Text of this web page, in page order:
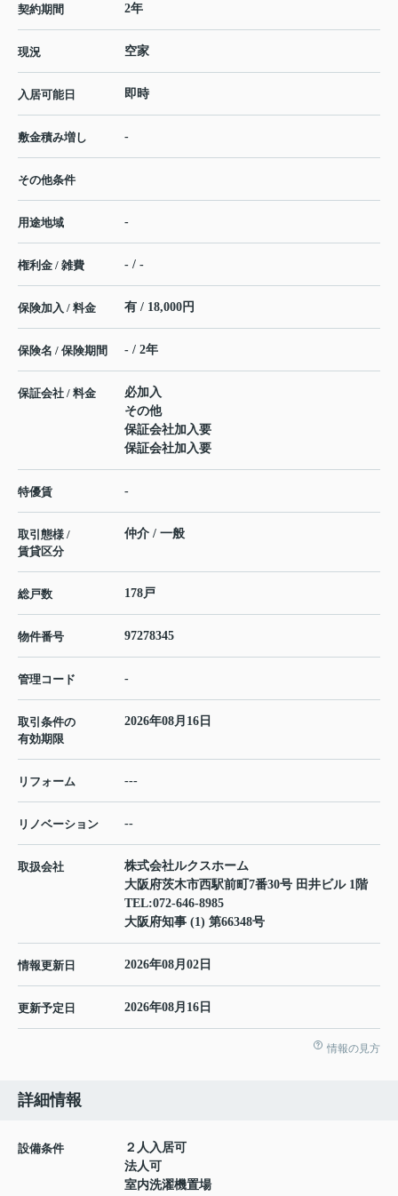
契約期間 2年
現況 空家
入居可能日 即時
敷金積み増し -
その他条件
用途地域 -
権利金 / 雑費 - / -
保険加入 / 料金 有 / 18,000円
保険名 / 保険期間 - / 2年
保証会社 / 料金
必加入
その他
保証会社加入要
保証会社加入要
特優賃 -
取引態様 /
賃貸区分
仲介 / 一般
総戸数 178戸
物件番号 97278345
管理コード -
取引条件の
有効期限
2026年08月16日
リフォーム ---
リノベーション --
取扱会社
株式会社ルクスホーム
大阪府茨木市西駅前町7番30号 田井ビル 1階
TEL:072-646-8985
大阪府知事 (1) 第66348号
情報更新日 2026年08月02日
更新予定日 2026年08月16日
情報の見方
詳細情報
設備条件
２人入居可
法人可
室内洗濯機置場